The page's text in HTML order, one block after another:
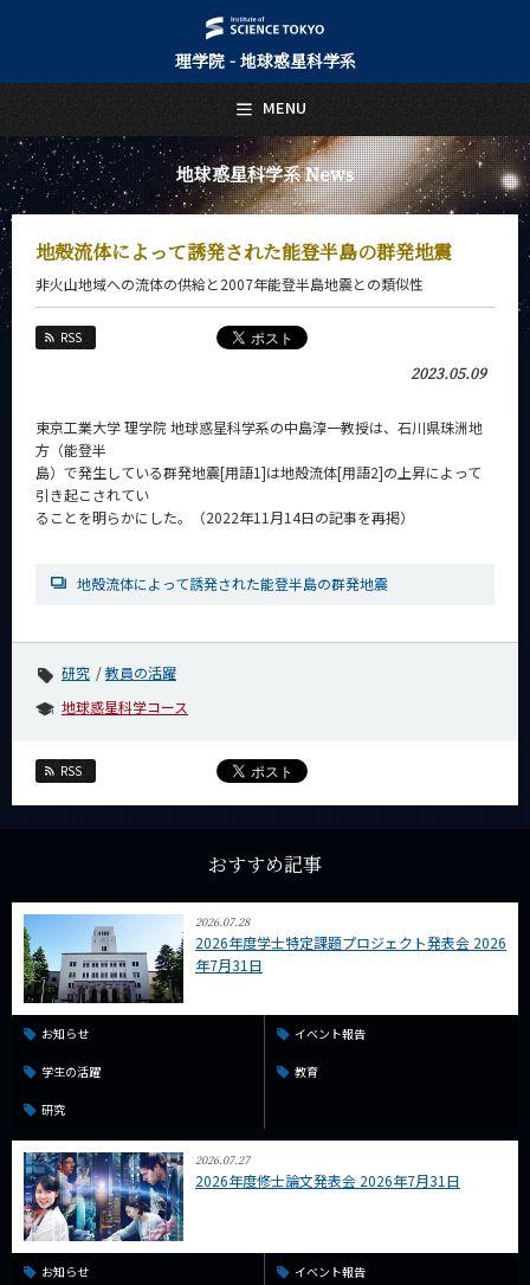
理学院 - 地球惑星科学系
地球惑星科学系 News
地殻流体によって誘発された能登半島の群発地震
非火山地域への流体の供給と2007年能登半島地震との類似性
RSS
2023.05.09
東京工業大学 理学院 地球惑星科学系の中島淳一教授は、石川県珠洲地
方（能登半
島）で発生している群発地震[用語1]は地殻流体[用語2]の上昇によって
引き起こされてい
ることを明らかにした。（2022年11月14日の記事を再掲）
地殻流体によって誘発された能登半島の群発地震
研究
教員の活躍
地球惑星科学コース
RSS
おすすめ記事
2026.07.28
2026年度学士特定課題プロジェクト発表会 2026
年7月31日
お知らせ イベント報告
学生の活躍 教育
研究
2026.07.27
2026年度修士論文発表会 2026年7月31日
お知らせ イベント報告
MENU
日本語 English
トップページ
Top Page
地球惑星科学系について
About Us
Education
教員・研究室
Faculty and Laboratories
入学案内
Admissions
地球惑星科学系 News
News 一覧
課程別
月別
イベントカレンダー
Event Calendar
サイト構成
学内向け情報
CLOSE